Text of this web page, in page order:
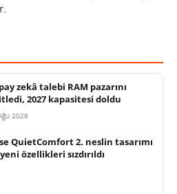
zekâ talebi RAM pazarını
2027 kapasitesi doldu
2026
QuietComfort 2. neslin tasarımı
özellikleri sızdırıldı